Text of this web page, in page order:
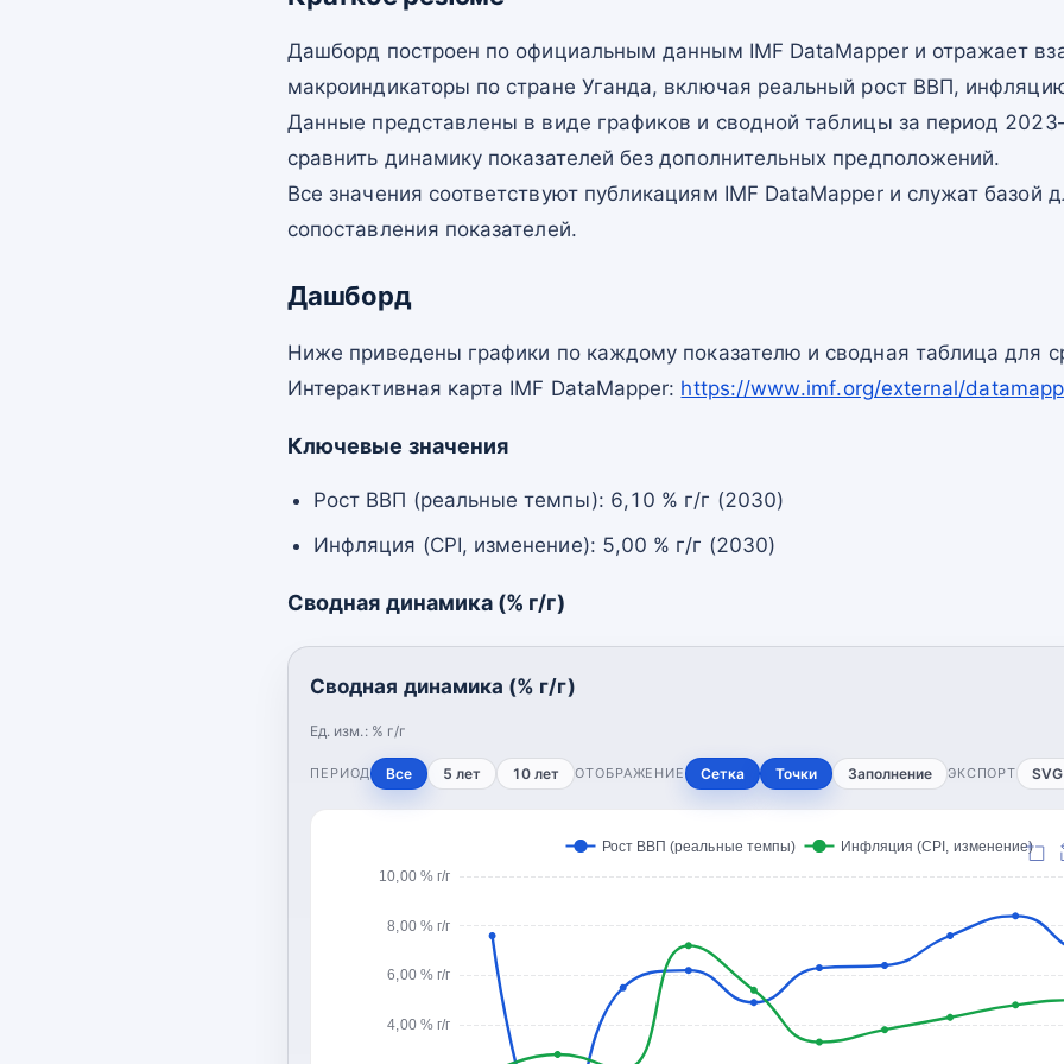
Дашборд построен по официальным данным IMF DataMapper и отражает
макроиндикаторы по стране Уганда, включая реальный рост ВВП,
Данные представлены в виде графиков и сводной таблицы за период
сравнить динамику показателей без дополнительных предположений.
Все значения соответствуют публикациям IMF DataMapper и служат базой
сопоставления показателей.
Дашборд
Ниже приведены графики по каждому показателю и сводная таблица для
Интерактивная карта IMF DataMapper: https://www.imf.org/external/
Ключевые значения
Рост ВВП (реальные темпы): 6,10 % г/г (2030)
Инфляция (CPI, изменение): 5,00 % г/г (2030)
Сводная динамика (% г/г)
Сводная динамика (% г/г)
Ед. изм.: % г/г
ПЕРИОД Все 5 лет 10 лет ОТОБРАЖЕНИЕ Сетка Точки Заполнение ЭКСПОРТ SVG
4,00 % г/г
6,00 % г/г
8,00 % г/г
10,00 % г/г
Рост ВВП (реальные темпы) Инфляция (CPI, изменение)